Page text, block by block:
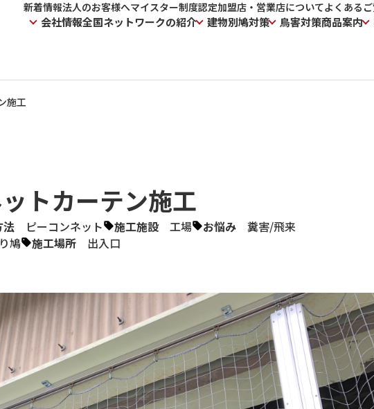
新着情報法人のお客様へマイスター制度認定加盟店・営業店についてよくある
会社情報全国ネットワークの紹介 建物別鳩対策 鳥害対策商品案内
施工
トカーテン施工
法 ピーコンネット 施工施設 工場 お悩み 糞害/飛来
鳩 施工場所 出入口